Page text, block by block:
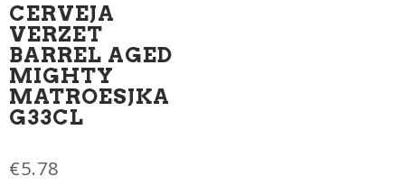
CERVEJA
VERZET
BARREL AGED
MIGHTY
MATROESJKA
G33CL
€5.78